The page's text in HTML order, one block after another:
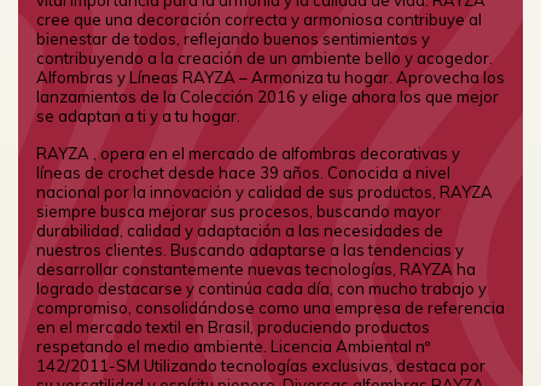
cree que una decoración correcta y armoniosa contribuye al
bienestar de todos, reflejando buenos sentimientos y
contribuyendo a la creación de un ambiente bello y acogedor.
Alfombras y Líneas RAYZA – Armoniza tu hogar. Aprovecha los
lanzamientos de la Colección 2016 y elige ahora los que mejor
se adaptan a ti y a tu hogar.
RAYZA , opera en el mercado de alfombras decorativas y
líneas de crochet desde hace 39 años. Conocida a nivel
nacional por la innovación y calidad de sus productos, RAYZA
siempre busca mejorar sus procesos, buscando mayor
durabilidad, calidad y adaptación a las necesidades de
nuestros clientes. Buscando adaptarse a las tendencias y
desarrollar constantemente nuevas tecnologías, RAYZA ha
logrado destacarse y continúa cada día, con mucho trabajo y
compromiso, consolidándose como una empresa de referencia
en el mercado textil en Brasil, produciendo productos
respetando el medio ambiente. Licencia Ambiental nº
142/2011-SM Utilizando tecnologías exclusivas, destaca por